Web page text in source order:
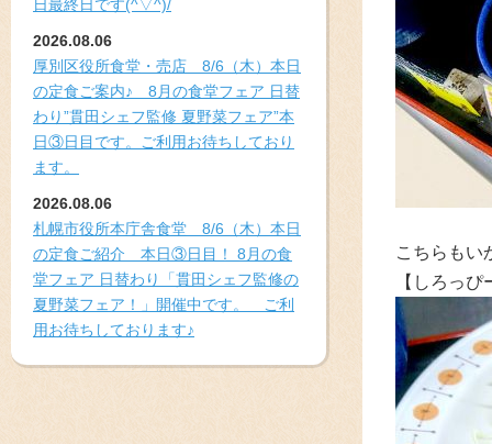
日最終日です(^▽^)/
2026.08.06
厚別区役所食堂・売店 8/6（木）本日
の定食ご案内♪ 8月の食堂フェア 日替
わり”貫田シェフ監修 夏野菜フェア”本
日③日目です。ご利用お待ちしており
ます。
2026.08.06
札幌市役所本庁舎食堂 8/6（木）本日
の定食ご紹介 本日③日目！ 8月の食
堂フェア 日替わり「貫田シェフ監修の
夏野菜フェア！」開催中です。 ご利
用お待ちしております♪
こちらもい
【しろっ